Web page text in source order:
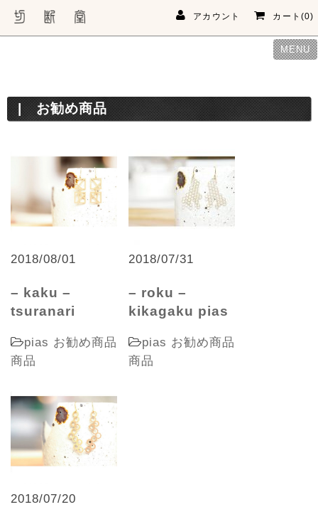
アカウント カート(0)
MENU
お勧め商品
2018/08/01
– kaku –
tsuranari
pias お勧め商品
商品
2018/07/31
– roku –
kikagaku pias
pias お勧め商品
商品
2018/07/20